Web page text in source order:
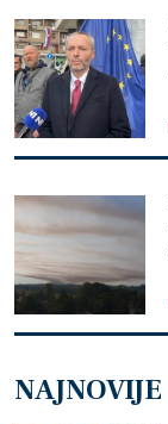
NAJNOVIJE